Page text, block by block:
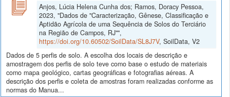
Anjos, Lúcia Helena Cunha dos; Ramos, Doracy Pessoa,
2023, "Dados de "Caracterização, Gênese, Classificação e
Aptidão Agrícola de uma Sequência de Solos do Terciário
na Região de Campos, RJ"",
https://doi.org/10.60502/SoilData/SL8J7V, SoilData, V2
Dados de 5 perfis de solo. A escolha dos locais de descrição e
amostragem dos perfis de solo teve como base o estudo de materiais
como mapa geológico, cartas geográficas e fotografias aéreas. A
descrição dos perfis e coleta de amostras foram realizadas conforme as
normas do Manua...